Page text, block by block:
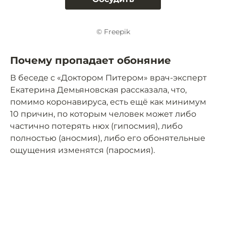
© Freepik
Почему пропадает обоняние
В беседе с «Доктором Питером» врач-эксперт
Екатерина Демьяновская рассказала, что,
помимо коронавируса, есть ещё как минимум
10 причин, по которым человек может либо
частично потерять нюх (гипосмия), либо
полностью (аносмия), либо его обонятельные
ощущения изменятся (паросмия).